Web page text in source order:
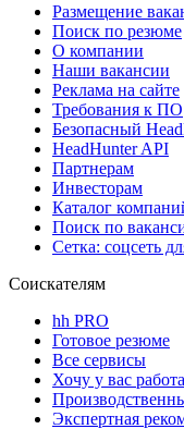
Размещение
Поиск по резюме
О компании
Наши вакансии
Реклама на сайте
Требования к ПО
Безопасный
HeadHunter API
Партнерам
Инвесторам
Каталог
Поиск по
Сетка: соцсеть
Соискателям
hh PRO
Готовое резюме
Все сервисы
Хочу у вас
Экспертная